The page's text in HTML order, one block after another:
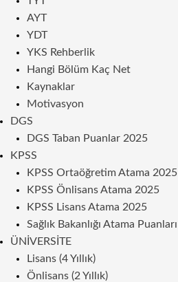
AYT
YDT
YKS Rehberlik
Hangi Bölüm Kaç Net
Kaynaklar
Motivasyon
DGS
DGS Taban Puanlar 2025
KPSS
KPSS Ortaöğretim Atama 2025
KPSS Önlisans Atama 2025
KPSS Lisans Atama 2025
Sağlık Bakanlığı Atama Puanları
ÜNIVERSITE
Lisans (4 Yıllık)
Önlisans (2 Yıllık)